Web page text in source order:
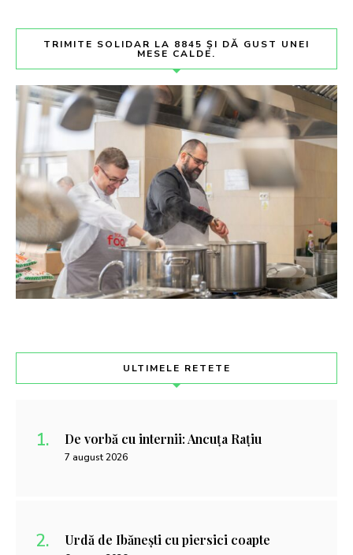
TRIMITE SOLIDAR LA 8845 ȘI DĂ GUST UNEI
MESE CALDE.
ULTIMELE RETETE
De vorbă cu internii: Ancuța Rațiu
7 august 2026
Urdă de Ibănești cu piersici coapte